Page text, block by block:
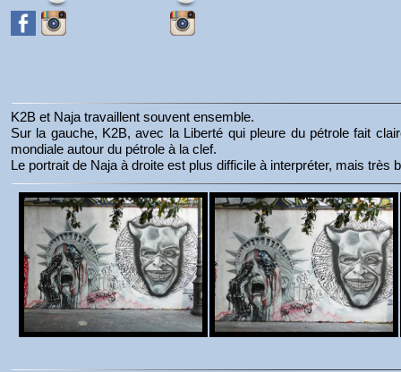
K2B et Naja travaillent souvent ensemble.
Sur la gauche, K2B, avec la Liberté qui pleure du pétrole fait
mondiale autour du pétrole à la clef.
Le portrait de Naja à droite est plus difficile à interpréter, mais très